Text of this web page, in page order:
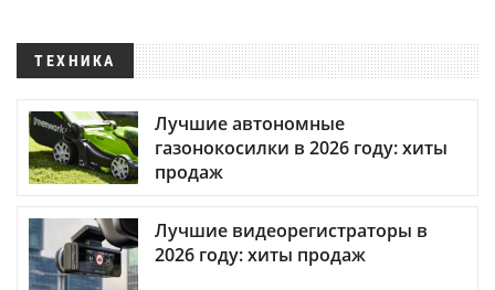
ТЕХНИКА
Лучшие автономные
газонокосилки в 2026 году: хиты
продаж
Лучшие видеорегистраторы в
2026 году: хиты продаж